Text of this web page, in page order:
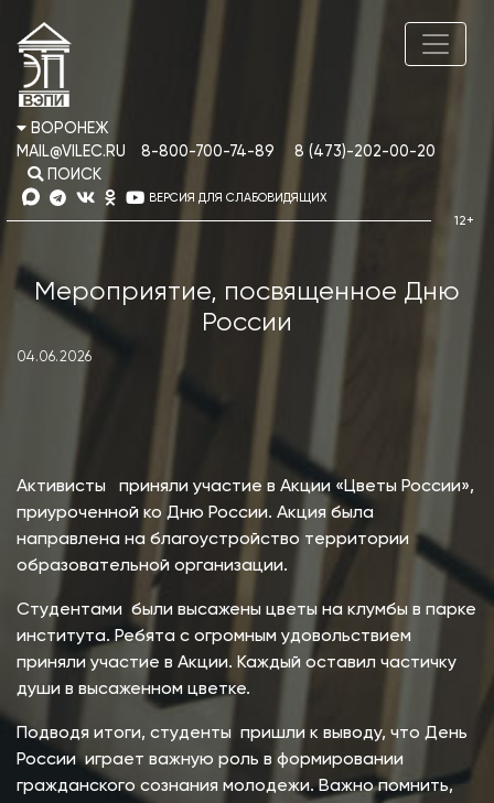
ВОРОНЕЖ
MAIL@VILEC.RU
8-800-700-74-89
8 (473)-202-00-20
ПОИСК
ВЕРСИЯ ДЛЯ СЛАБОВИДЯЩИХ
Мероприятие, посвященное Дню
России
04.06.2026
Активисты приняли участие в Акции «Цветы России»,
приуроченной ко Дню России. Акция была
направлена на благоустройство территории
образовательной организации.
Студентами были высажены цветы на клумбы в парке
института. Ребята с огромным удовольствием
приняли участие в Акции. Каждый оставил частичку
души в высаженном цветке.
Подводя итоги, студенты пришли к выводу, что День
России играет важную роль в формировании
гражданского сознания молодежи. Важно помнить,